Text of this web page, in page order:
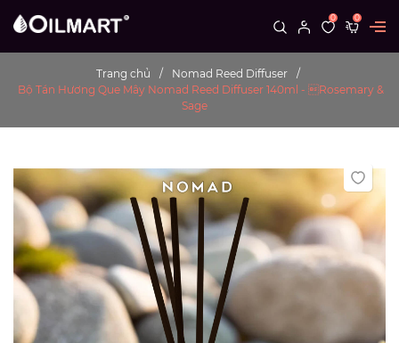
0 0
Trang chủ
Nomad Reed Diffuser
Bộ Tán Hương Que Mây Nomad Reed Diffuser 140ml - Rosemary &
Sage